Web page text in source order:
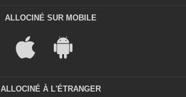
ALLOCINÉ SUR MOBILE
ALLOCINÉ À L'ÉTRANGER